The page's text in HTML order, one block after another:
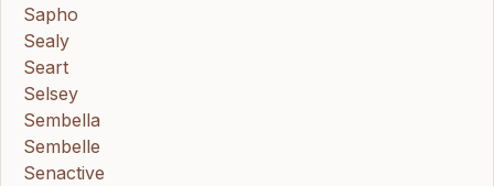
Sapho
Sealy
Seart
Selsey
Sembella
Sembelle
Senactive